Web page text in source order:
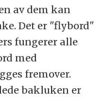
av dem kan
Det er "flybord"
fungerer alle
med
fremover.
bakluken er